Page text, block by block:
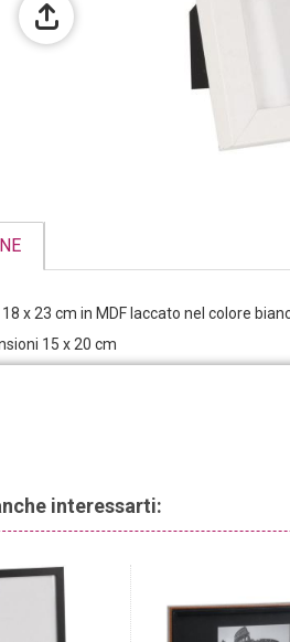
x 23 cm in MDF laccato nel colore
15 x 20 cm
interessarti: